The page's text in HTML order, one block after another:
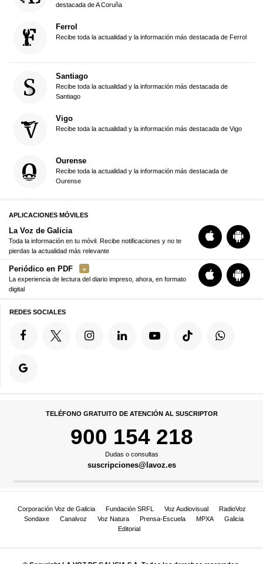
destacada de A Coruña
Ferrol
Recibe toda la actualidad y la información más destacada de Ferrol
Santiago
Recibe toda la actualidad y la información más destacada de
Santiago
Vigo
Recibe toda la actualidad y la información más destacada de Vigo
Ourense
Recibe toda la actualidad y la información más destacada de
Ourense
APLICACIONES MÓVILES
La Voz de Galicia
Toda la información en tu móvil. Recibe notificaciones y no te
pierdas la actualidad más relevante
Periódico en PDF
La experiencia de lectura del diario impreso, ahora, en formato
digital
REDES SOCIALES
TELÉFONO GRATUITO DE ATENCIÓN AL SUSCRIPTOR
900 154 218
Dudas o consultas
suscripciones@lavoz.es
Corporación Voz de Galicia Fundación SRFL Voz Audiovisual
RadioVoz
Sondaxe
Canalvoz Voz Natura Prensa-Escuela MPXA
Galicia
Editorial